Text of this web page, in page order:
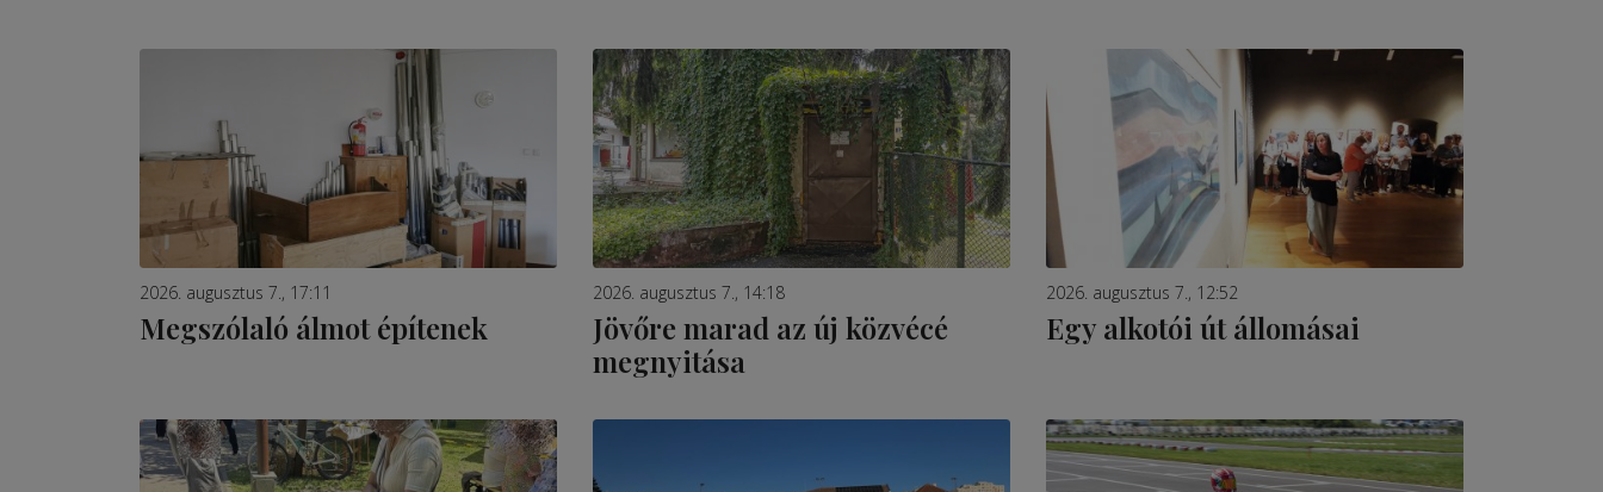
2026. augusztus 7., 17:11
Megszólaló álmot építenek
2026. augusztus 7., 14:18
Jövőre marad az új közvécé
megnyitása
2026. augusztus 7., 12:52
Egy alkotói út állomásai